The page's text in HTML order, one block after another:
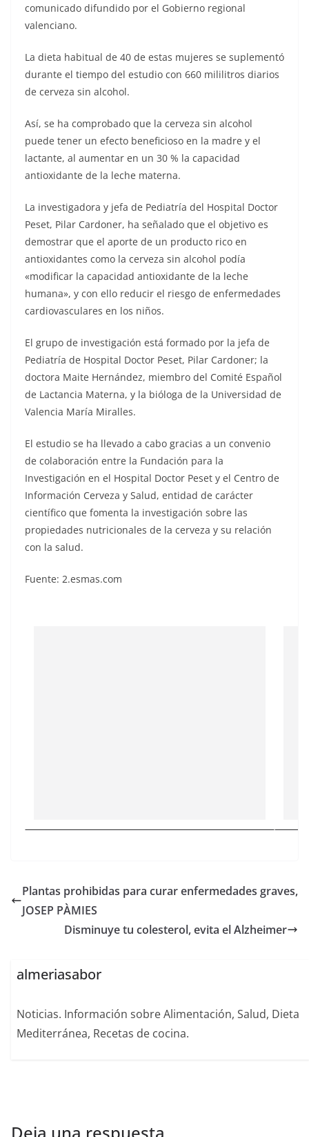
comunicado difundido por el Gobierno regional
valenciano.
La dieta habitual de 40 de estas mujeres se suplementó
durante el tiempo del estudio con 660 mililitros diarios
de cerveza sin alcohol.
Así, se ha comprobado que la cerveza sin alcohol
puede tener un efecto beneficioso en la madre y el
lactante, al aumentar en un 30 % la capacidad
antioxidante de la leche materna.
La investigadora y jefa de Pediatría del Hospital Doctor
Peset, Pilar Cardoner, ha señalado que el objetivo es
demostrar que el aporte de un producto rico en
antioxidantes como la cerveza sin alcohol podía
«modificar la capacidad antioxidante de la leche
humana», y con ello reducir el riesgo de enfermedades
cardiovasculares en los niños.
El grupo de investigación está formado por la jefa de
Pediatría de Hospital Doctor Peset, Pilar Cardoner; la
doctora Maite Hernández, miembro del Comité Español
de Lactancia Materna, y la bióloga de la Universidad de
Valencia María Miralles.
El estudio se ha llevado a cabo gracias a un convenio
de colaboración entre la Fundación para la
Investigación en el Hospital Doctor Peset y el Centro de
Información Cerveza y Salud, entidad de carácter
científico que fomenta la investigación sobre las
propiedades nutricionales de la cerveza y su relación
con la salud.
Fuente: 2.esmas.com
Plantas prohibidas para curar enfermedades graves,
JOSEP PÀMIES
Disminuye tu colesterol, evita el Alzheimer
almeriasabor
Noticias. Información sobre Alimentación, Salud, Dieta
Mediterránea, Recetas de cocina.